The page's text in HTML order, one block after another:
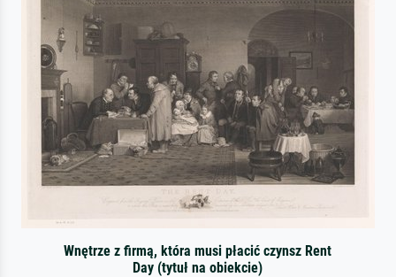
Wnętrze z firmą, która musi płacić czynsz Rent
Day (tytuł na obiekcie)